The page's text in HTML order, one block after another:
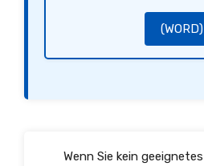
(WORD)
Wenn Sie kein geeignetes